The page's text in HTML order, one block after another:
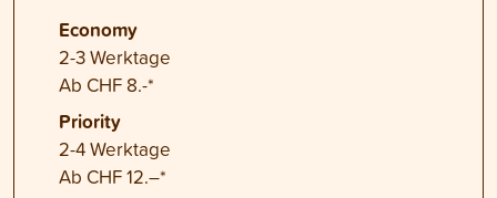
Economy
2-3 Werktage
Ab CHF 8.-*
Priority
2-4 Werktage
Ab CHF 12.–*